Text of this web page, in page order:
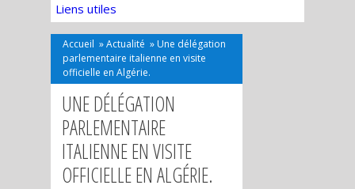
Liens utiles
Accueil »Actualité » Une délégation
parlementaire italienne en visite
officielle en Algérie.
UNE DÉLÉGATION
PARLEMENTAIRE
ITALIENNE EN VISITE
OFFICIELLE EN ALGÉRIE.